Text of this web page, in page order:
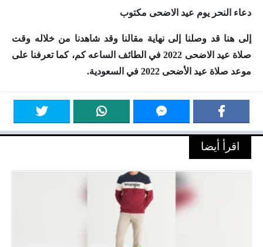
دعاء النحر يوم عيد الاضحى مكتوب
إلى هنا قد وصلنا إلى نهاية مقالنا وقد شاهدنا من خلاله وقت
صلاة عيد الاضحى 2022 في الطائف الساعه كم
، كما تعرفنا على
موعد صلاة عيد الأضحى 2022 في السعودية.
اقرأ أيضا